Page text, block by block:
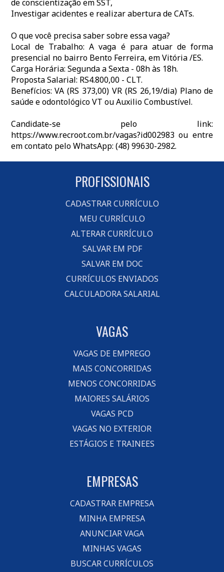
de conscientização em SST,
Investigar acidentes e realizar abertura de CATs.
O que você precisa saber sobre essa vaga?
Local de Trabalho: A vaga é para atuar de forma
presencial no bairro Bento Ferreira, em Vitória /ES.
Carga Horária: Segunda a Sexta - 08h às 18h.
Proposta Salarial: RS4.800,00 - CLT.
Benefícios: VA (RS 373,00) VR (RS 26,19/dia) Plano de
saúde e odontológico VT ou Auxilio Combustível.
Candidate-se pelo link:
https://www.recroot.com.br/vagas?id002983 ou entre
em contato pelo WhatsApp: (48) 99630-2982.
PROFISSIONAIS
CADASTRAR CURRÍCULO
MEU CURRÍCULO
ALTERAR CURRÍCULO
SALVAR EM PDF
SALVAR EM DOC
CURRÍCULOS ENVIADOS
CALCULADORA SALARIAL
VAGAS
VAGAS DE EMPREGO
MAIS CONCORRIDAS
MENOS CONCORRIDAS
MAIORES SALÁRIOS
VAGAS PCD
VAGAS NO EXTERIOR
ESTÁGIOS E TRAINEES
EMPRESAS
CADASTRAR EMPRESA
MINHA EMPRESA
ANUNCIAR VAGA
MINHAS VAGAS
BUSCAR CURRÍCULOS